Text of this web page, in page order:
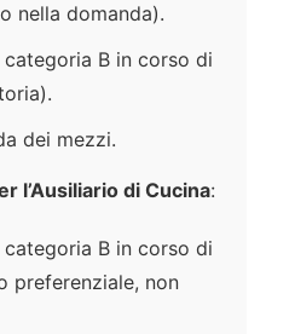
nella domanda).
B in corso di
dei mezzi.
l’Ausiliario di Cucina:
B in corso di
preferenziale, non